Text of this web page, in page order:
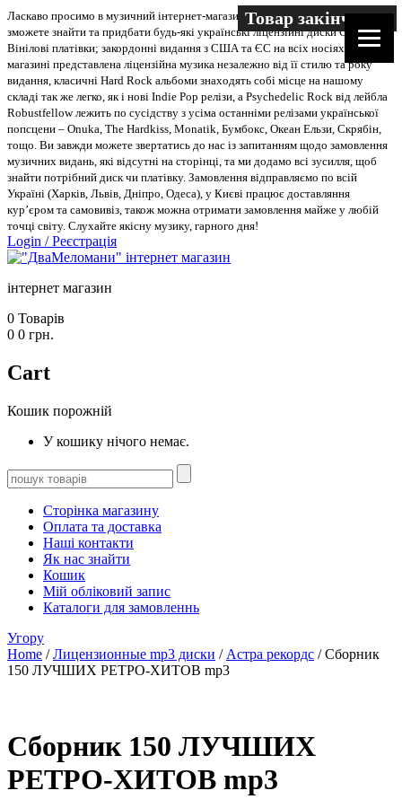
Ласкаво просимо в музичний інтернет-магазин “Два меломани”. У нас Ви
зможете знайти та придбати будь-які українські ліцензійні диски CD, DVD,
Вінілові платівки; закордонні видання з США та ЄС на всіх носіях. В
магазині представлена ліцензійна музика незалежно від її стилю та року
видання, класичні Hard Rock альбоми знаходять собі місце на нашому
складі так же легко, як і нові Indie Pop релізи, а Psychedelic Rock від лейбла
Robustfellow лежить по сусідству з усіма останніми релізами української
попсцени – Onuka, The Hardkiss, Monatik, Бумбокс, Океан Ельзи, Скрябін,
тощо. Ви завжди можете звертатись до нас із запитанням щодо замовлення
музичних видань, які відсутні на сторінці, та ми додамо всі зусилля, щоб
знайти потрібний диск чи платівку. Замовлення відправляємо по всій
Україні (Харків, Львів, Дніпро, Одеса), у Києві працює доставляння
кур’єром та самовивіз, також можна отримати замовлення майже у любій
точці світу. Слухайте якісну музику, гарного дня!
Login /Реєстрація
інтернет магазин
0 Товарів
0 0 грн.
Cart
Кошик порожній
У кошику нічого немає.
Сторінка магазину
Оплата та доставка
Наші контакти
Як нас знайти
Кошик
Мій обліковий запис
Каталоги для замовленнь
Угору
Home /Лицензионные mp3 диски / Астра рекордс / Сборник
150 ЛУЧШИХ РЕТРО-ХИТОВ mp3
Товар закінчився
Сборник 150 ЛУЧШИХ
РЕТРО-ХИТОВ mp3